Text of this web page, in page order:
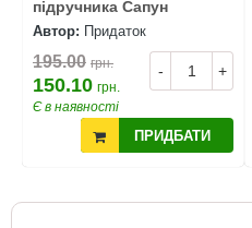
підручника Сапун
Автор: Придаток
- +
195.00 грн.
150.10 грн.
Є в наявності
ПРИДБАТИ